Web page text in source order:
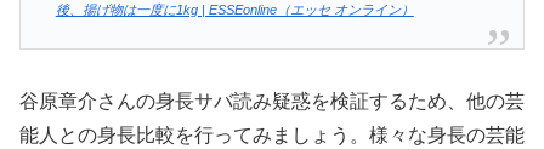
後、揚げ物は一度に1kg | ESSEonline（エッセ オンライン）
谷原章介さんの身長サバ読み疑惑を検証するため、他の芸
能人との身長比較を行ってみましょう。様々な身長の芸能